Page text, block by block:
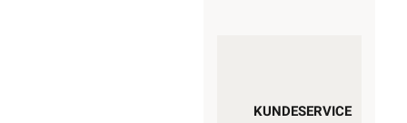
KUNDESERVICE